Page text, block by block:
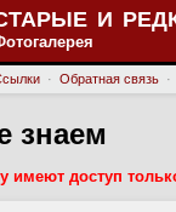
И
· Обратная связь ·
знаем
имеют доступ